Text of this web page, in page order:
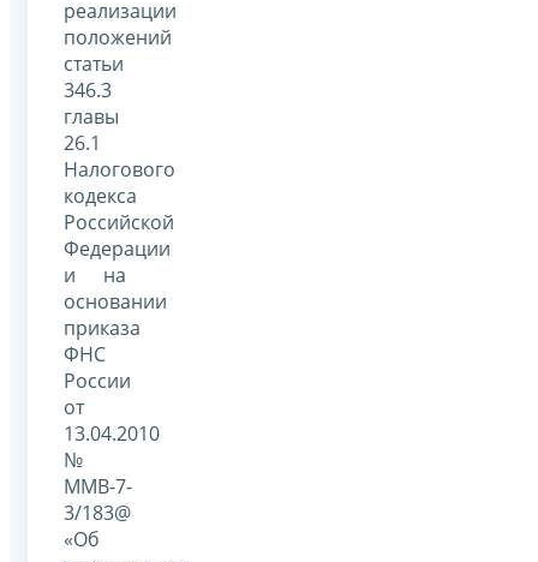
реализации
положений
статьи
346.3
главы
26.1
Налогового
кодекса
Российской
Федерации
и на
основании
приказа
ФНС
России
от
13.04.2010
№
ММВ-7-
3/183@
«Об